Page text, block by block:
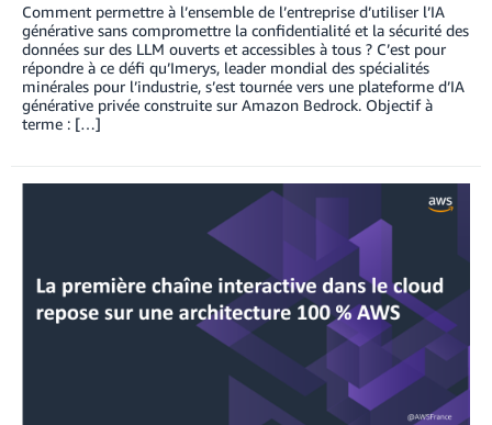
Comment permettre à l’ensemble de l’entreprise d’utiliser l’IA
générative sans compromettre la confidentialité et la sécurité des
données sur des LLM ouverts et accessibles à tous ? C’est pour
répondre à ce défi qu’Imerys, leader mondial des spécialités
minérales pour l’industrie, s’est tournée vers une plateforme d’IA
générative privée construite sur Amazon Bedrock. Objectif à
terme : […]